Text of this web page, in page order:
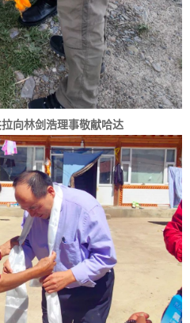
向林剑浩理事敬献哈达